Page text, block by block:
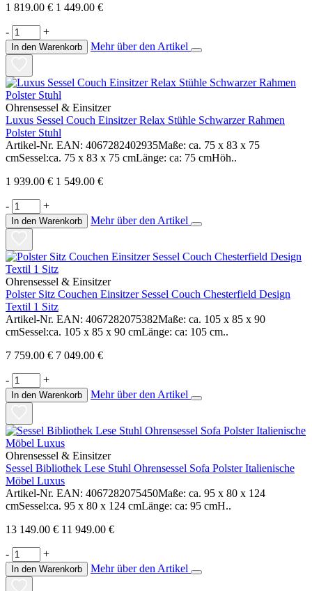
1 819.00 € 1 449.00 €
- +
In den Warenkorb Mehr über den Artikel
Ohrensessel & Einsitzer
Luxus Sessel Couch Einsitzer Relax Stühle Schwarzer Rahmen
Polster Stuhl
Artikel-Nr. EAN: 4067282402935Maße: ca. 75 x 83 x 75
cmSessel:ca. 75 x 83 x 75 cmLänge: ca: 75 cmHöh..
1 939.00 € 1 549.00 €
- +
In den Warenkorb Mehr über den Artikel
Ohrensessel & Einsitzer
Polster Sitz Couchen Einsitzer Sessel Couch Chesterfield Design
Textil 1 Sitz
Artikel-Nr. EAN: 4067282075382Maße: ca. 105 x 85 x 90
cmSessel:ca. 105 x 85 x 90 cmLänge: ca: 105 cm..
7 759.00 € 7 049.00 €
- +
In den Warenkorb Mehr über den Artikel
Ohrensessel & Einsitzer
Sessel Bibliothek Lese Stuhl Ohrensessel Sofa Polster Italienische
Möbel Luxus
Artikel-Nr. EAN: 4067282075450Maße: ca. 95 x 80 x 124
cmSessel:ca. 95 x 80 x 124 cmLänge: ca: 95 cmH..
13 149.00 € 11 949.00 €
- +
In den Warenkorb Mehr über den Artikel